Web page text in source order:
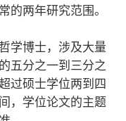
的两年研究范围。
博士，涉及大量
五分之一到三分之
过硕士学位两到四
，学位论文的主题